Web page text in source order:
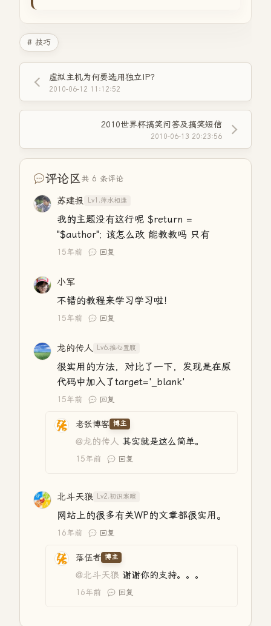
# 技巧
虚拟主机为何要选用独立IP？
2010-06-12 11:12:52
2010世界杯搞笑问答及搞笑短信
2010-06-13 20:23:56
评论区共 6 条评论
苏建报 Lv1.萍水相逢
我的主题没有这行呢 $return =
"$author"; 该怎么改 能教教吗 只有
15年前 回复
小军
不错的教程来学习学习啦！
15年前 回复
龙的传人 Lv6.推心置腹
很实用的方法，对比了一下，发现是在原
代码中加入了target='_blank'
15年前 回复
老张博客 博主
@龙的传人 其实就是这么简单。
15年前 回复
北斗天狼 Lv2.初识寒暄
网站上的很多有关WP的文章都很实用。
16年前 回复
落伍者 博主
@北斗天狼 谢谢你的支持。。。
16年前 回复